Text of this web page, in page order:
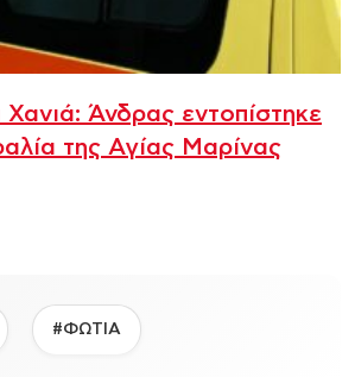
Άνδρας εντοπίστηκε
της Αγίας Μαρίνας
#ΦΩΤΙΑ